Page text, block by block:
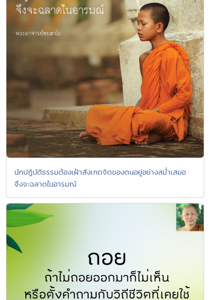
นักปฏิบัติธรรมต้องเฝ้าสังเกตจิตของตนอยู่อย่างสม่ำเสมอ
จึงจะฉลาดในอารมณ์